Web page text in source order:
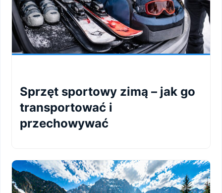
Sprzęt sportowy zimą – jak go
transportować i
przechowywać